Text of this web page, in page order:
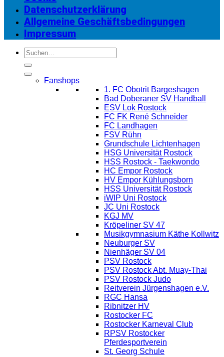
Datenschutzerklärung
Allgemeine Geschäftsbedingungen
Impressum
Suchen
nach:
Fanshops
1. FC Obotrit Bargeshagen
Bad Doberaner SV Handball
ESV Lok Rostock
FC FK René Schneider
FC Landhagen
FSV Rühn
Grundschule Lichtenhagen
HSG Universität Rostock
HSS Rostock - Taekwondo
HC Empor Rostock
HV Empor Kühlungsborn
HSS Universität Rostock
iWIP Uni Rostock
JC Uni Rostock
KGJ MV
Kröpeliner SV 47
Musikgymnasium Käthe Kollwitz
Neuburger SV
Nienhäger SV 04
PSV Rostock
PSV Rostock Abt. Muay-Thai
PSV Rostock Judo
Reitverein Jürgenshagen e.V.
RGC Hansa
Ribnitzer HV
Rostocker FC
Rostocker Karneval Club
RPSV Rostocker
Pferdesportverein
St. Georg Schule